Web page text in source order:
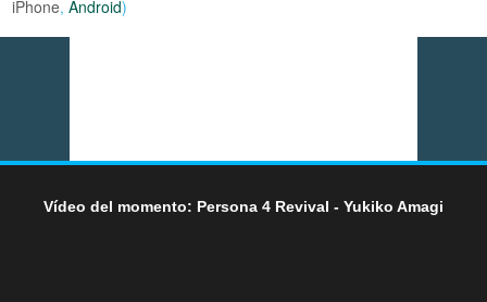
iPhone,Android)
Vídeo del momento: Persona 4 Revival - Yukiko Amagi